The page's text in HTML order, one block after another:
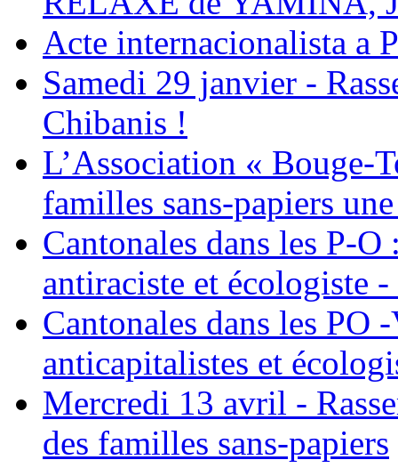
Acte internacionalista a
Samedi 29 janvier -
Chibanis !
L’Association « Bouge-
familles sans-papiers
Cantonales dans les P-
antiraciste et écologiste
Cantonales dans les PO
anticapitalistes et
Mercredi 13 avril -
des familles sans-papiers